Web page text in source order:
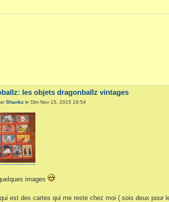
les objets dragonballz vintages
Shankz le Dim Nov 15, 2015 19:54
images
est des cartes qui me reste chez moi ( sois deux pour